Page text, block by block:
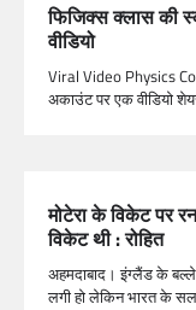
फिजिक्स क्लास की
वीडियो
Viral Video Physics
अकाउंट पर एक वीडियो
मोटेरा के विकेट पर
विकेट थी : रोहित
अहमदाबाद। इंग्लैंड के
लगी हो लेकिन भारत के